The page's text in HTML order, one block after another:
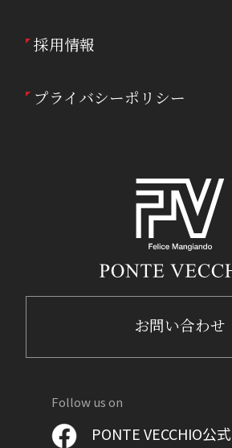
採用情報
プライバシーポリシー
お問い合わせ
Follow us on
PONTE VECCHIO公式